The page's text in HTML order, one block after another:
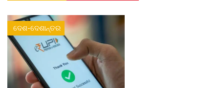
ଦେଶ-ଦେଶାନ୍ତର